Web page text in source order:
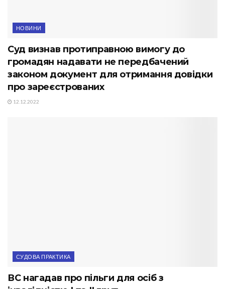
НОВИНИ
Суд визнав протиправною вимогу до
громадян надавати не передбачений
законом документ для отримання довідки
про зареєстрованих
12.12.2022
СУДОВА ПРАКТИКА
ВС нагадав про пільги для осіб з